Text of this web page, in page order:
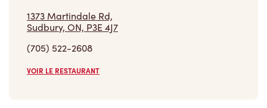
1373 Martindale Rd,
Sudbury, ON, P3E 4J7
(705) 522-2608
VOIR LE RESTAURANT